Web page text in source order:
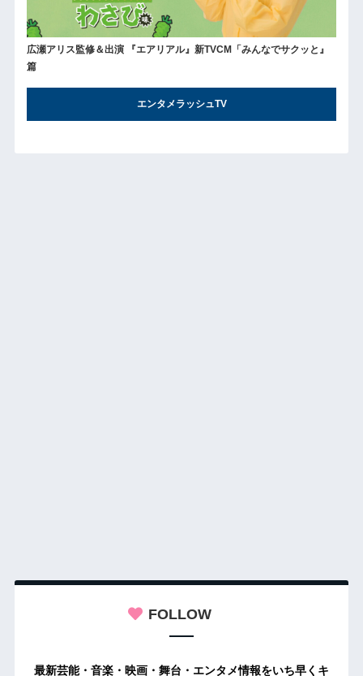
広瀬アリス監修＆出演 『エアリアル』新TVCM「みんなでサクッと』
篇
エンタメラッシュTV
FOLLOW
最新芸能・音楽・映画・舞台・エンタメ情報をいち早くキ